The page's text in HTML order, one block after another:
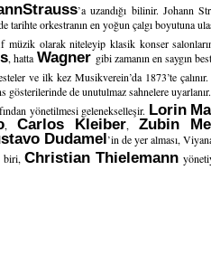
Strauss’a uzandığı bilinir. Johann
orkestranın en yoğun çalgı boyutuna
olarak niteleyip klasik konser
, hatta Wagner gibi zamanın en saygın
ve ilk kez Musikverein’da 1873’te
de unutulmaz sahnelere uyarlanır.
yönetilmesi gelenekselleşir. Lorin
, Carlos Kleiber,Zubin
Dudamel’in de yer alması,
biri,Christian Thielemann